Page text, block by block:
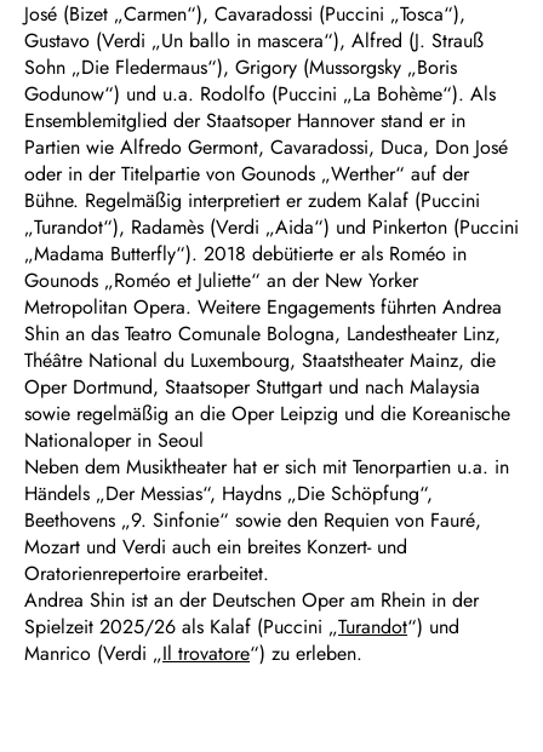
José (Bizet „Carmen“), Cavaradossi (Puccini „Tosca“),
Gustavo (Verdi „Un ballo in mascera“), Alfred (J. Strauß
Sohn „Die Fledermaus“), Grigory (Mussorgsky „Boris
Godunow“) und u.a. Rodolfo (Puccini „La Bohème“). Als
Ensemblemitglied der Staatsoper Hannover stand er in
Partien wie Alfredo Germont, Cavaradossi, Duca, Don José
oder in der Titelpartie von Gounods „Werther“ auf der
Bühne. Regelmäßig interpretiert er zudem Kalaf (Puccini
„Turandot“), Radamès (Verdi „Aida“) und Pinkerton (Puccini
„Madama Butterfly“). 2018 debütierte er als Roméo in
Gounods „Roméo et Juliette“ an der New Yorker
Metropolitan Opera. Weitere Engagements führten Andrea
Shin an das Teatro Comunale Bologna, Landestheater Linz,
Théâtre National du Luxembourg, Staatstheater Mainz, die
Oper Dortmund, Staatsoper Stuttgart und nach Malaysia
sowie regelmäßig an die Oper Leipzig und die Koreanische
Nationaloper in Seoul
Neben dem Musiktheater hat er sich mit Tenorpartien u.a. in
Händels „Der Messias“, Haydns „Die Schöpfung“,
Beethovens „9. Sinfonie“ sowie den Requien von Fauré,
Mozart und Verdi auch ein breites Konzert- und
Oratorienrepertoire erarbeitet.
Andrea Shin ist an der Deutschen Oper am Rhein in der
Spielzeit 2025/26 als Kalaf (Puccini „Turandot“) und
Manrico (Verdi „Il trovatore“) zu erleben.